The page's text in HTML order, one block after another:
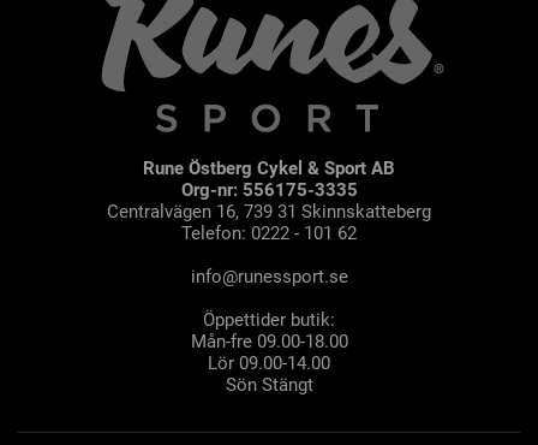
Rune Östberg Cykel & Sport AB
Org-nr: 556175-3335
Centralvägen 16, 739 31 Skinnskatteberg
Telefon: 0222 - 101 62
info@runessport.se
Öppettider butik:
Mån-fre 09.00-18.00
Lör 09.00-14.00
Sön Stängt